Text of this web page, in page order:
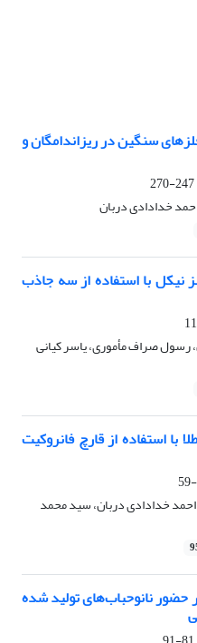
سنگین در ریزاندامگان و
247-270
خدادادی دربان
با استفاده از سه جاذب
رسول صراف مأموری، یاسر کیانی
با استفاده از قارچ فانروکیت
احمد خدادادی دربان، سید محمد
حضور نانوحباب‌های تولید شده